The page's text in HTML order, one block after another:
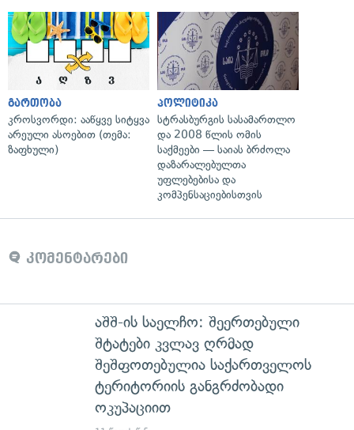
გართობა
კროსვორდი: ააწყვე სიტყვა
არეული ასოებით (თემა:
ზაფხული)
პოლიტიკა
სტრასბურგის სასამართლო
და 2008 წლის ომის
საქმეები — საიას ბრძოლა
დაზარალებულთა
უფლებებისა და
კომპენსაციებისთვის
კომენტარები
აშშ-ის საელჩო: შეერთებული
შტატები კვლავ ღრმად
შეშფოთებულია საქართველოს
ტერიტორიის განგრძობადი
ოკუპაციით